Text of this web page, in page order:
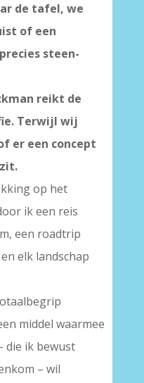
de tafel, we
of een
steen-
reikt de
Terwijl wij
er een concept
op het
ik een reis
een roadtrip
elk landschap
middel waarmee
die ik bewust
– wil